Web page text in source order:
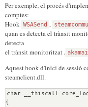
Per exemple, el procés
comptes:
Hook WSASend ,
quan es detecta el trànsit
detecta
el trànsit monitoritzat .
Aquest hook d'inici de sessió
steamclient.dll.
char __thiscall
{